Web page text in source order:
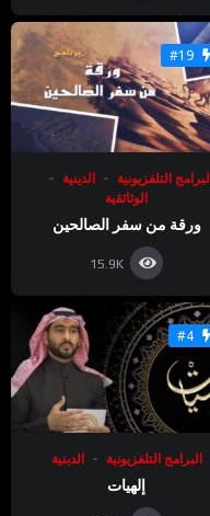
#19
البرامج التلفزيونية
الدينية
الوثائقية
ورقة من سفر الصالحين
15.9K
#4
البرامج التلفزيونية الدينية
إلهيات